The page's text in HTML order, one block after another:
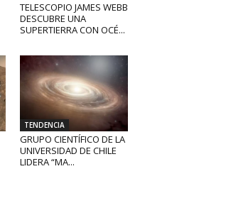
TELESCOPIO JAMES WEBB
DESCUBRE UNA
SUPERTIERRA CON OCÉ...
TENDENCIA
GRUPO CIENTÍFICO DE LA
UNIVERSIDAD DE CHILE
LIDERA “MA...